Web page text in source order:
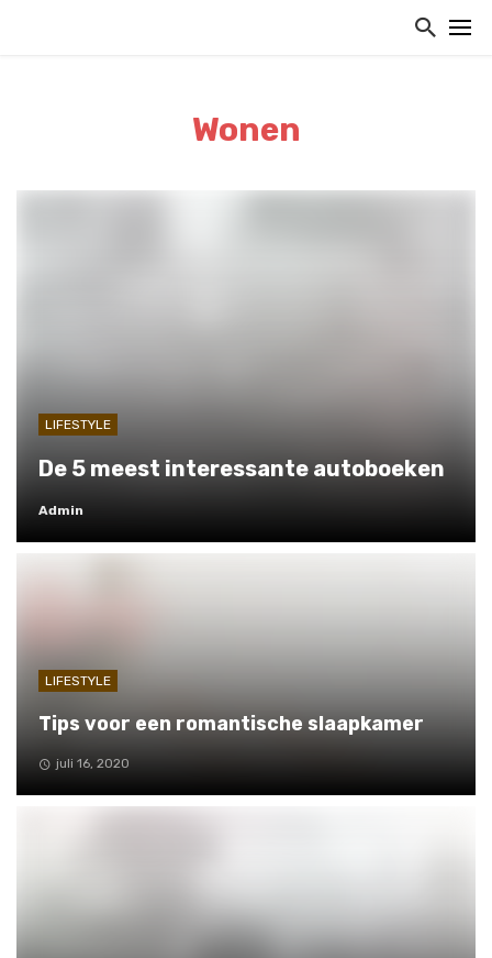
Wonen
LIFESTYLE
De 5 meest interessante autoboeken
Admin
LIFESTYLE
Tips voor een romantische slaapkamer
juli 16, 2020